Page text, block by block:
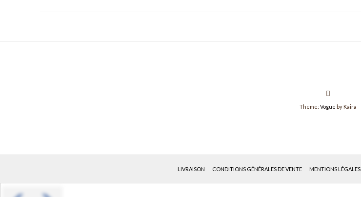
Theme: Vogue by Kaira
LIVRAISON CONDITIONS GÉNÉRALES DE VENTE MENTIONS LÉGALES